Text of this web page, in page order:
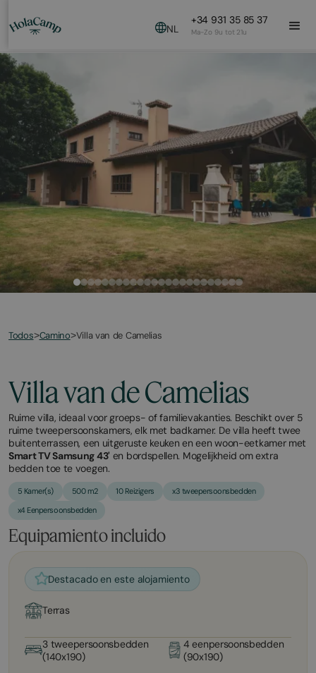
NL
+34 931 35 85 37
Ma-Zo 9u tot 21u
Todos>Camino>Villa van de Camelias
Villa van de Camelias
Ruime villa, ideaal voor groeps- of familievakanties. Beschikt over 5
ruime tweepersoonskamers, elk met badkamer. De villa heeft twee
buitenterrassen, een uitgeruste keuken en een woon-eetkamer met
Smart TV Samsung 43' en bordspellen. Mogelijkheid om extra
bedden toe te voegen.
5 Kamer(s) 500 m2 10 Reizigers
x3 tweepersoonsbedden
x4 Eenpersoonsbedden
Equipamiento incluido
Destacado en este alojamiento
Terras
3 tweepersoonsbedden
(140x190)
4 eenpersoonsbedden
(90x190)